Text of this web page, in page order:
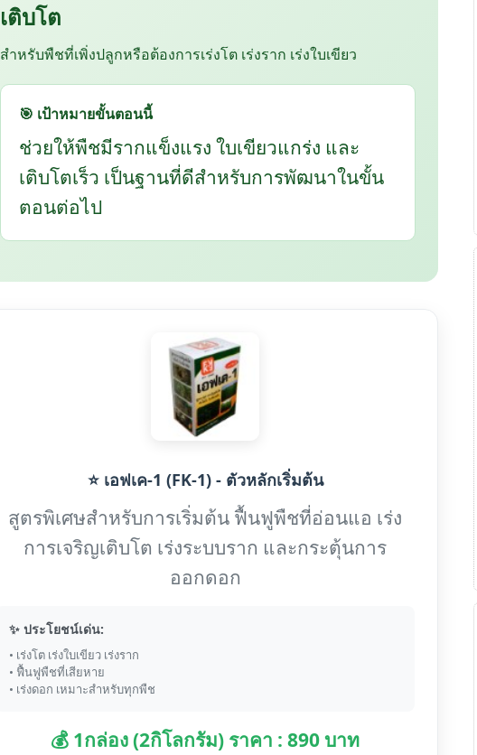
เติบโต
สำหรับพืชที่เพิ่งปลูกหรือต้องการเร่งโต เร่งราก เร่งใบเขียว
🎯 เป้าหมายขั้นตอนนี้
ช่วยให้พืชมีรากแข็งแรง ใบเขียวแกร่ง และ
เติบโตเร็ว เป็นฐานที่ดีสำหรับการพัฒนาในขั้น
ตอนต่อไป
⭐ เอฟเค-1 (FK-1) - ตัวหลักเริ่มต้น
สูตรพิเศษสำหรับการเริ่มต้น ฟื้นฟูพืชที่อ่อนแอ เร่ง
การเจริญเติบโต เร่งระบบราก และกระตุ้นการ
ออกดอก
✨ ประโยชน์เด่น:
• เร่งโต เร่งใบเขียว เร่งราก
• ฟื้นฟูพืชที่เสียหาย
• เร่งดอก เหมาะสำหรับทุกพืช
💰 1กล่อง (2กิโลกรัม) ราคา : 890 บาท